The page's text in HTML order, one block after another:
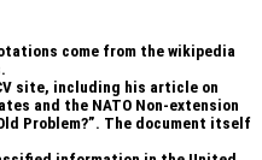
come from the wikipedia
site, including his article on
and the NATO Non-extension
Problem?”. The document itself